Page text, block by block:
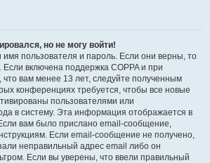
но не могу войти!
имя пользователя и пароль. Если они верны, то
включена поддержка COPPA и при
что вам менее 13 лет, следуйте полученным
конференциях требуется, чтобы все новые
пользователями или
в систему. Эта информация отображается в
вам было прислано email-сообщение,
Если email-сообщение не получено,
неправильный адрес email либо он
Если вы уверены, что ввели правильный